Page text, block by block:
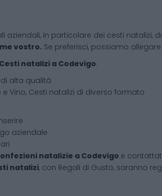
aziendali, in particolare dei cesti natalizi,
vostro. Se preferisci, possiamo
Cesti natalizi a Codevigo:
alta qualità
Vino, Cesti natalizi di diverso formato
aziendale
natalizie a Codevigo e
natalizi, con Regali di Gusto, saranno